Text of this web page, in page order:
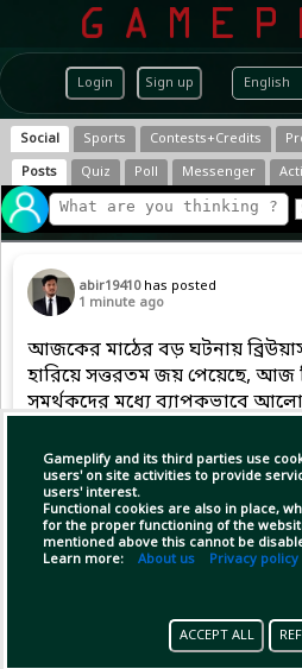
Login Sign up
Gameplify and its third parties use
users' on site activities to provide
users' interest.
Functional cookies are also in place,
for the proper functioning of the
mentioned above this cannot be
Learn more: About us Privacy policy
ACCEPT ALL
Social Sports Contests+Credits
Posts
Quiz Poll Messenger
abir19410 has posted
1 minute ago
আজকের মাঠের বড় ঘটনায়
হারিয়ে সত্তরতম জয় পেয়েছে, আজ
সমর্থকদের মধ্যে ব্যাপকভাবে
Copy Link Open
GameplifyNews
GameplifyNews has posted on